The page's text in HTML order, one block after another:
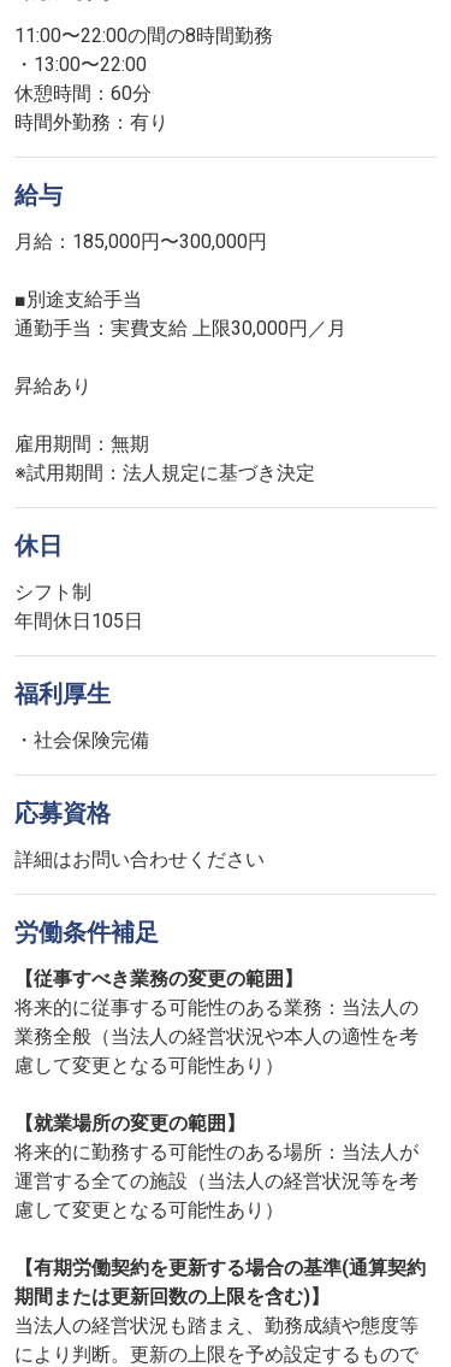
11:00〜22:00の間の8時間勤務
・13:00〜22:00
休憩時間：60分
時間外勤務：有り
給与
月給：185,000円〜300,000円
■別途支給手当
通勤手当：実費支給 上限30,000円／月
昇給あり
雇用期間：無期
※試用期間：法人規定に基づき決定
休日
シフト制
年間休日105日
福利厚生
・社会保険完備
応募資格
詳細はお問い合わせください
労働条件補足
【従事すべき業務の変更の範囲】
将来的に従事する可能性のある業務：当法人の
業務全般（当法人の経営状況や本人の適性を考
慮して変更となる可能性あり）
【就業場所の変更の範囲】
将来的に勤務する可能性のある場所：当法人が
運営する全ての施設（当法人の経営状況等を考
慮して変更となる可能性あり）
【有期労働契約を更新する場合の基準(通算契約
期間または更新回数の上限を含む)】
当法人の経営状況も踏まえ、勤務成績や態度等
により判断。更新の上限を予め設定するもので